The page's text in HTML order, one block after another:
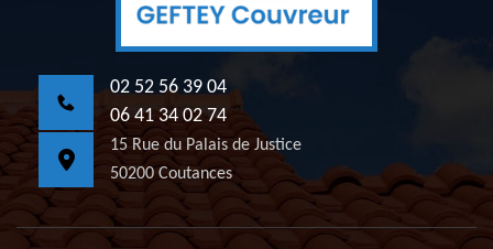
02 52 56 39 04
06 41 34 02 74
15 Rue du Palais de Justice
50200 Coutances